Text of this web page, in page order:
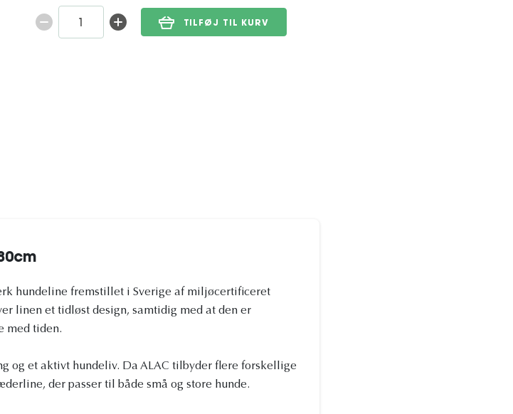
TILFØJ TIL KURV
hundeline fremstillet i Sverige af miljøcertificeret
linen et tidløst design, samtidig med at den er
med tiden.
og et aktivt hundeliv. Da ALAC tilbyder flere forskellige
der passer til både små og store hunde.